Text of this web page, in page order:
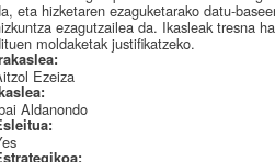
eta hizketaren ezaguketarako datu-
ezagutzailea da. Ikasleak tresna
moldaketak justifikatzeko.
Ezeiza
Aldanondo